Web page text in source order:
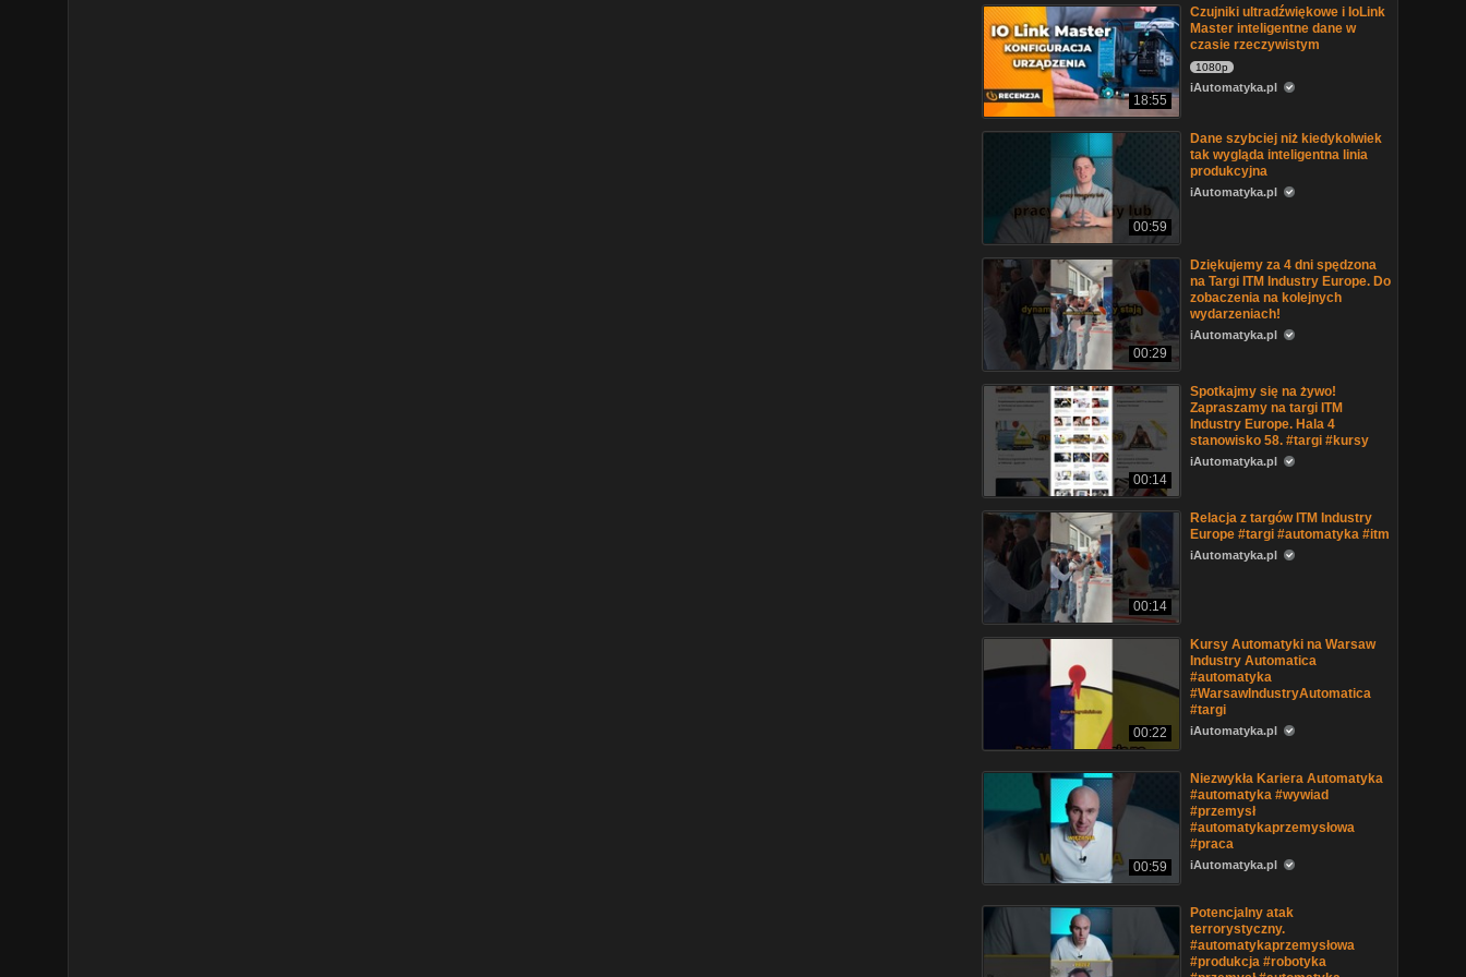
18:55
Czujniki ultradźwiękowe i IoLink
Master inteligentne dane w
czasie rzeczywistym
1080p
iAutomatyka.pl
00:59
Dane szybciej niż kiedykolwiek
tak wygląda inteligentna linia
produkcyjna
iAutomatyka.pl
00:29
Dziękujemy za 4 dni spędzona
na Targi ITM Industry Europe. Do
zobaczenia na kolejnych
wydarzeniach!
iAutomatyka.pl
00:14
Spotkajmy się na żywo!
Zapraszamy na targi ITM
Industry Europe. Hala 4
stanowisko 58. #targi #kursy
iAutomatyka.pl
00:14
Relacja z targów ITM Industry
Europe #targi #automatyka #itm
iAutomatyka.pl
00:22
Kursy Automatyki na Warsaw
Industry Automatica
#automatyka
#WarsawIndustryAutomatica
#targi
iAutomatyka.pl
00:59
Niezwykła Kariera Automatyka
#automatyka #wywiad
#przemysł
#automatykaprzemysłowa
#praca
iAutomatyka.pl
Potencjalny atak
terrorystyczny.
#automatykaprzemysłowa
#produkcja #robotyka